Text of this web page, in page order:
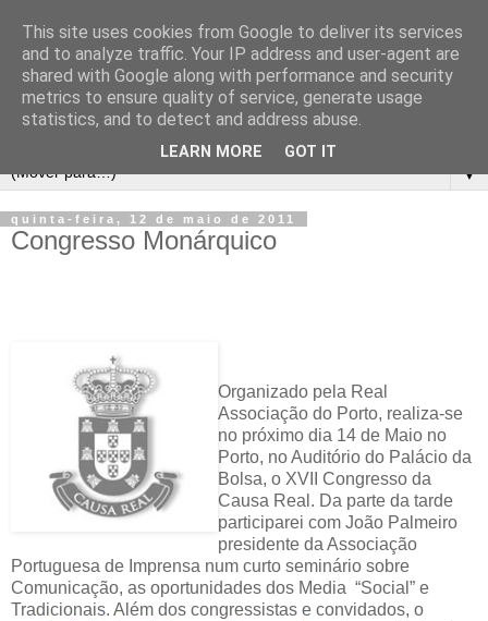
▼
quinta-feira, 12 de maio de 2011
Congresso Monárquico
Organizado pela Real
Associação do Porto, realiza-se
no próximo dia 14 de Maio no
Porto, no Auditório do Palácio da
Bolsa, o XVII Congresso da
Causa Real. Da parte da tarde
participarei com João Palmeiro
presidente da Associação
Portuguesa de Imprensa num curto seminário sobre
Comunicação, as oportunidades dos Media “Social” e
Tradicionais. Além dos congressistas e convidados, o
This site uses cookies from Google to deliver its services
and to analyze traffic. Your IP address and user-agent are
shared with Google along with performance and security
metrics to ensure quality of service, generate usage
statistics, and to detect and address abuse.
LEARN MORE GOT IT